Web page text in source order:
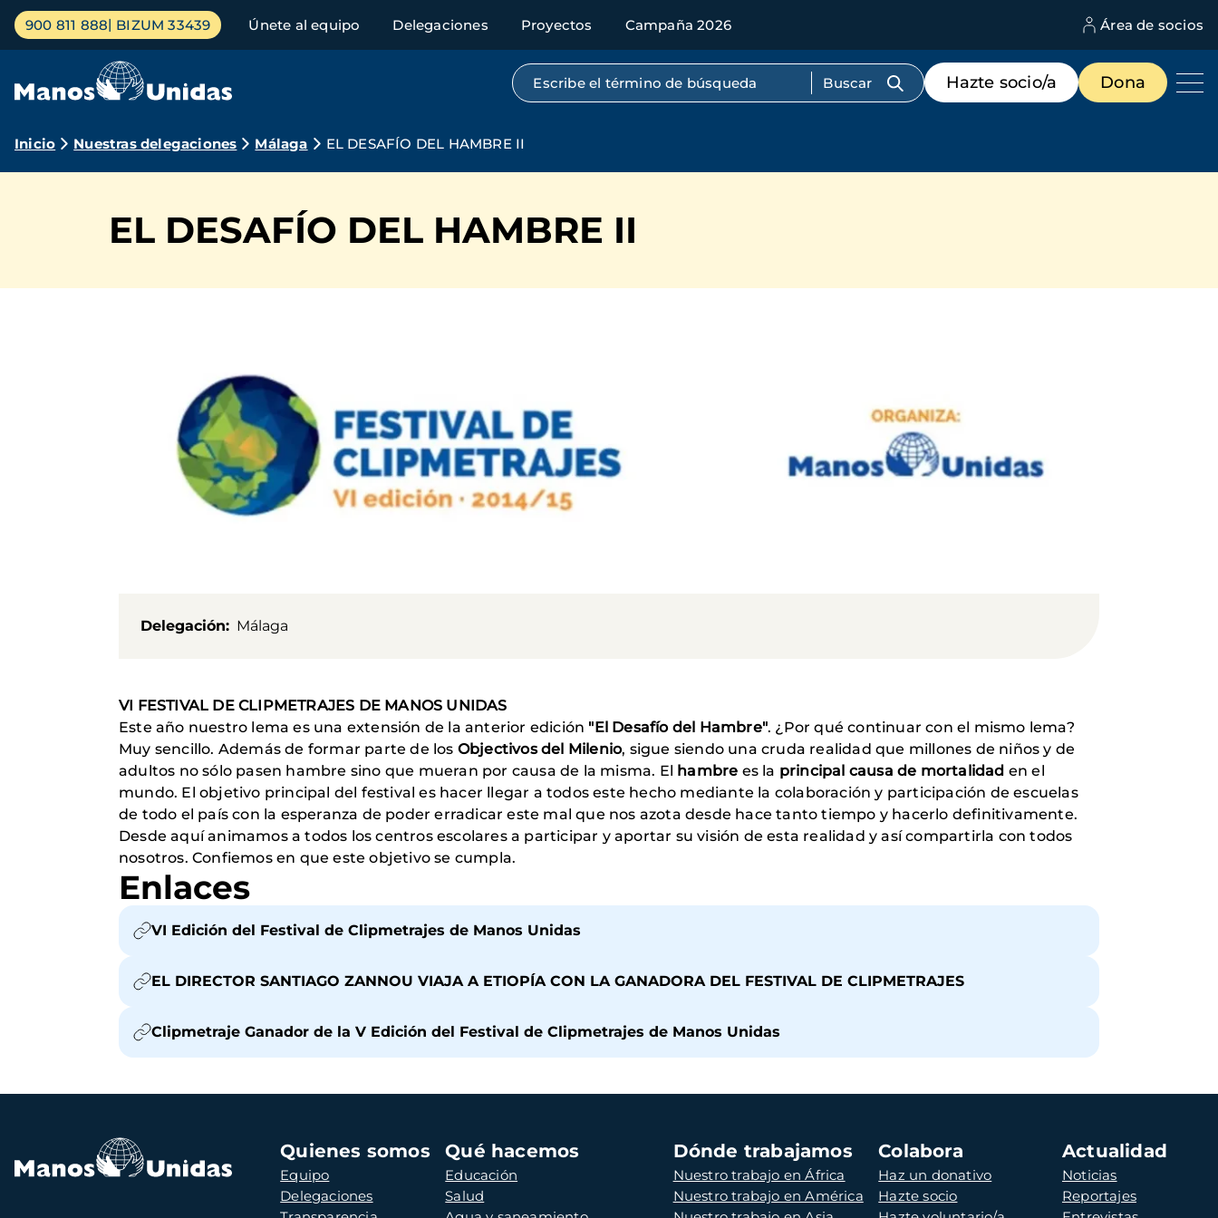
Pasar
contenido
Menú
principal
900 811 888 BIZUM 33439 Únete al equipo Delegaciones Proyectos Campaña 2026 Área de socios
Búsqueda por texto completo
Menú
de
destacados
Hazte socio/a Dona
Ruta
navegación
Inicio Nuestras delegaciones Málaga EL DESAFÍO DEL HAMBRE II
EL DESAFÍO DEL HAMBRE II
Delegación Málaga
VI FESTIVAL DE CLIPMETRAJES DE MANOS UNIDAS
Este año nuestro lema es una extensión de la anterior edición "El Desafío del Hambre". ¿Por qué continuar con el mismo lema?
Muy sencillo. Además de formar parte de los Objectivos del Milenio, sigue siendo una cruda realidad que millones de niños y de
adultos no sólo pasen hambre sino que mueran por causa de la misma. El hambre es la principal causa de mortalidad en el
mundo. El objetivo principal del festival es hacer llegar a todos este hecho mediante la colaboración y participación de escuelas
de todo el país con la esperanza de poder erradicar este mal que nos azota desde hace tanto tiempo y hacerlo definitivamente.
Desde aquí animamos a todos los centros escolares a participar y aportar su visión de esta realidad y así compartirla con todos
nosotros. Confiemos en que este objetivo se cumpla.
Enlaces
VI Edición del Festival de Clipmetrajes de Manos Unidas
EL DIRECTOR SANTIAGO ZANNOU VIAJA A ETIOPÍA CON LA GANADORA DEL FESTIVAL DE CLIPMETRAJES
Clipmetraje Ganador de la V Edición del Festival de Clipmetrajes de Manos Unidas
Navegación
principal
Quienes somos
Equipo
Delegaciones
Qué hacemos
Educación
Salud
Dónde trabajamos
Nuestro trabajo en África
Nuestro trabajo en América
Colabora
Haz un donativo
Hazte socio
Actualidad
Noticias
Reportajes